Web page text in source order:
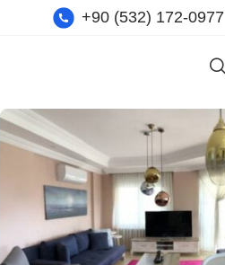
+90 (532) 172-0977